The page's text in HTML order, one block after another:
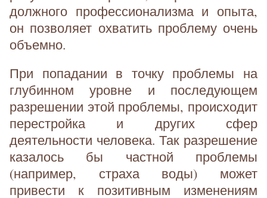
должного профессионализма и опыта,
он позволяет охватить проблему очень
объемно.
При попадании в точку проблемы на
глубинном уровне и последующем
разрешении этой проблемы, происходит
перестройка и других сфер
деятельности человека. Так разрешение
казалось бы частной проблемы
(например, страха воды) может
привести к позитивным изменениям